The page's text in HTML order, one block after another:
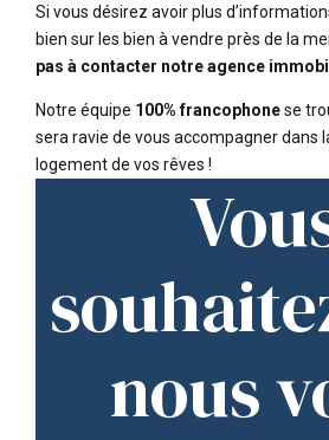
Si vous désirez avoir plus
bien sur les bien à vendre près de la
pas à contacter notre agence
Notre équipe 100% francophonese
sera ravie de vous accompagner dans
logement de vos rêves !
nous